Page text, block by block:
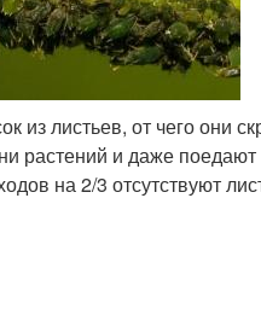
листьев, от чего они
растений и даже
на 2/3 отсутствуют